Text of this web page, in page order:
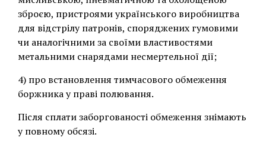
зброєю, пристроями українського виробництва
для відстрілу патронів, споряджених гумовими
чи аналогічними за своїми властивостями
метальними снарядами несмертельної дії;
4) про встановлення тимчасового обмеження
боржника у праві полювання.
Після сплати заборгованості обмеження знімають
у повному обсязі.